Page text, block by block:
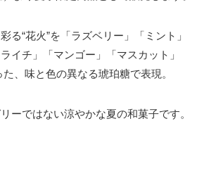
る“花火”を「ラズベリー」「ミント」
イチ」「マンゴー」「マスカット」
た、味と色の異なる琥珀糖で表現。
ーではない涼やかな夏の和菓子です。